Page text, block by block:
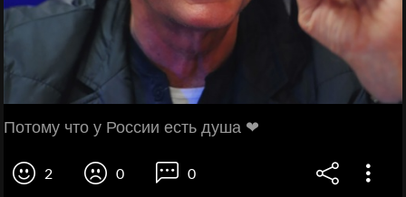
Потому что у России есть душа ❤
2 0 0